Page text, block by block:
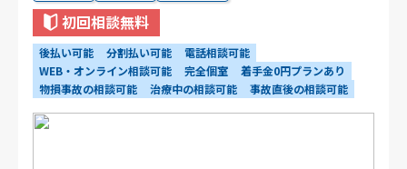
初回相談無料
後払い可能 分割払い可能
電話相談可能
WEB・オンライン相談可能
完全個室
着手金0円プランあり
物損事故の相談可能
治療中の相談可能 事故直後の相談可能